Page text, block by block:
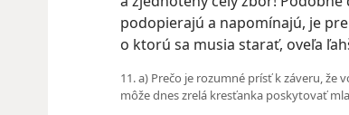
podopierajú a napomínajú, je
o ktorú sa musia starať, oveľa
11. a) Prečo je rozumné prísť k záveru, že
môže dnes zrelá kresťanka poskytovať